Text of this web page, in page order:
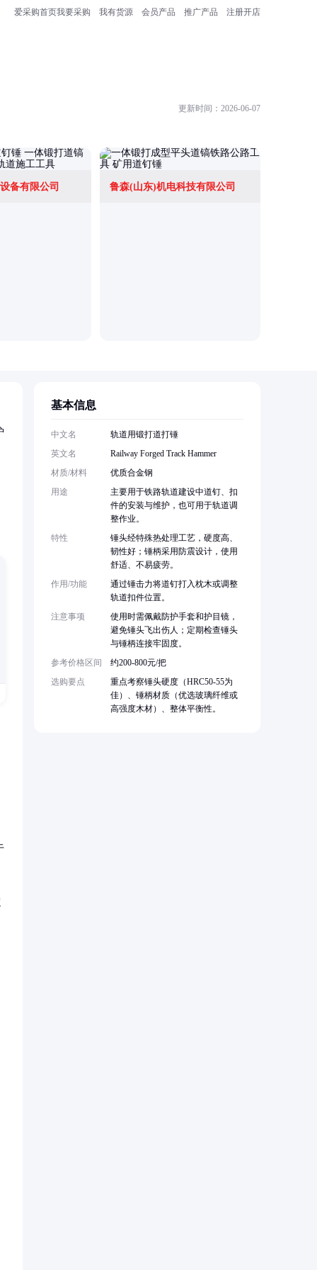
爱采购首页我要采购 我有货源 会员产品 推广产品 注册开店
更新时间：2026-06-07
备有限公司 鲁森(山东)机电科技有限公司
基本信息
中文名
轨道用锻打道打锤
英文名
Railway Forged Track Hammer
材质/材料
优质合金钢
用途
主要用于铁路轨道建设中道钉、扣
件的安装与维护，也可用于轨道调
整作业。
特性
锤头经特殊热处理工艺，硬度高、
韧性好；锤柄采用防震设计，使用
舒适、不易疲劳。
作用/功能
通过锤击力将道钉打入枕木或调整
轨道扣件位置。
注意事项
使用时需佩戴防护手套和护目镜，
避免锤头飞出伤人；定期检查锤头
与锤柄连接牢固度。
参考价格区间
约200-800元/把
选购要点
重点考察锤头硬度（HRC50-55为
佳）、锤柄材质（优选玻璃纤维或
高强度木材）、整体平衡性。